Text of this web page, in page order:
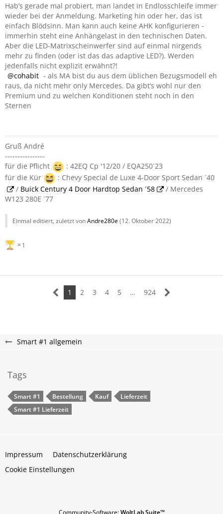
Hab’s gerade mal probiert, man landet in Endlosschleife immer
wieder bei der Anmeldung. Marketing hin oder her, das ist
einfach Blödsinn. Man kann auch keine AHK konfigurieren -
immerhin steht eine Anhängelast in den technischen Daten.
Aber die LED-Matrixscheinwerfer sind auf einmal nirgends
mehr zu finden (oder ist das das adaptive LED?). Werden
jedenfalls nicht explizit erwähnt?!
cohabit - als MA bist du aus dem üblichen Bezugsmodell eh
raus, da nicht mehr only Mercedes. Da gibt’s wohl nur den
Premium und zu welchen Konditionen steht noch in den
Sternen
Gruß André
----------------
für die Pflicht
: 42EQ Cp '12/20 / EQA250´23
für die Kür
: Chevy Special de Luxe 4-Door Sport Sedan ´40
/ Buick Century 4 Door Hardtop Sedan ´58
/ Mercedes
W123 280E ´77
Einmal editiert, zuletzt vonAndre280e(12. Oktober 2022)
1
1 2 3 4 5 … 924
Smart #1 allgemein
Tags
Smart #1 Bestellung Kauf
Lieferzeit
Smart #1 Lieferzeit
Impressum
Datenschutzerklärung
Cookie Einstellungen
Community-Software:WoltLab Suite™